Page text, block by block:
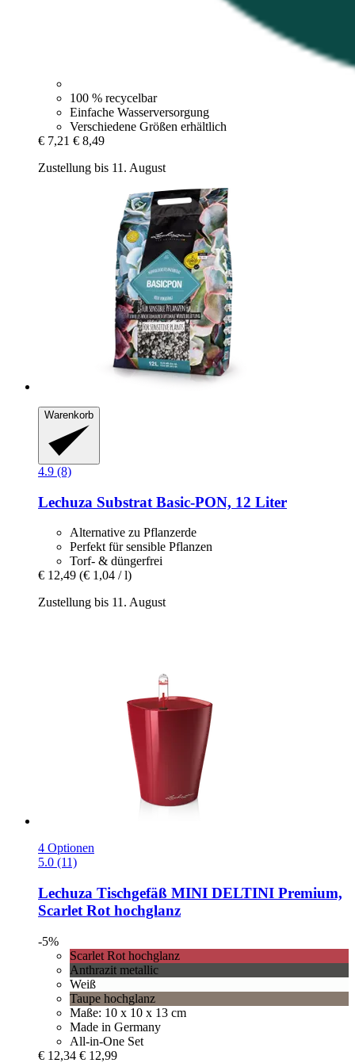
100 % recycelbar
Einfache Wasserversorgung
Verschiedene Größen erhältlich
€ 7,21 € 8,49
Zustellung bis 11. August
Warenkorb
4.9 (8)
Lechuza Substrat Basic-​PON, 12 Liter
Alternative zu Pflanzerde
Perfekt für sensible Pflanzen
Torf- & düngerfrei
€ 12,49 (€ 1,04 / l)
Zustellung bis 11. August
4 Optionen
5.0 (11)
Lechuza Tischgefäß MINI DELTINI Premium,
Scarlet Rot hochglanz
-5%
Scarlet Rot hochglanz
Anthrazit metallic
Weiß
Taupe hochglanz
Maße: 10 x 10 x 13 cm
Made in Germany
All-in-One Set
€ 12,34 € 12,99